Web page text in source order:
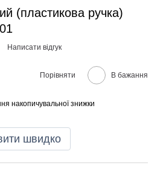
(пластикова ручка)
Написати відгук
Порівняти В бажання
накопичувальної знижки
швидко